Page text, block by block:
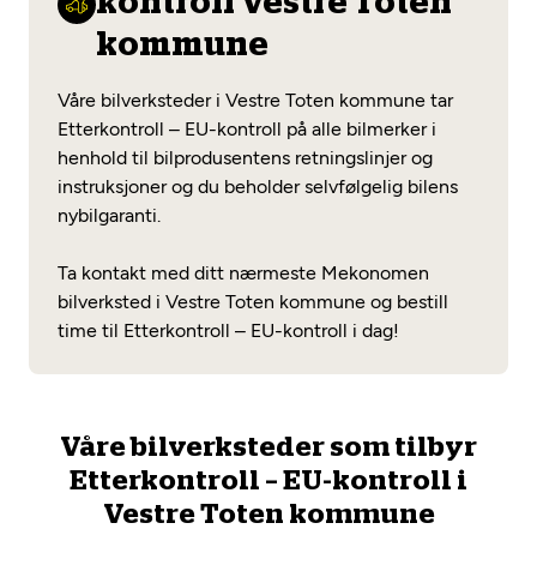
Diagnose/Feilsøking
Se alle (52) tjenester her
Mekonomen Bilkonto
Les mer
Les mer
Fritt verkstedvalg
Mobilitetsgaranti
Nybilgaranti og fabrikkgaranti
Opprett en konto
kommune
Våre bilverksteder i Vestre Toten kommune tar
Etterkontroll – EU-kontroll på alle bilmerker i
henhold til bilprodusentens retningslinjer og
instruksjoner og du beholder selvfølgelig bilens
nybilgaranti.
Ta kontakt med ditt nærmeste Mekonomen
bilverksted i Vestre Toten kommune og bestill
time til Etterkontroll – EU-kontroll i dag!
Våre bilverksteder som tilbyr
Etterkontroll – EU-kontroll i
Vestre Toten kommune